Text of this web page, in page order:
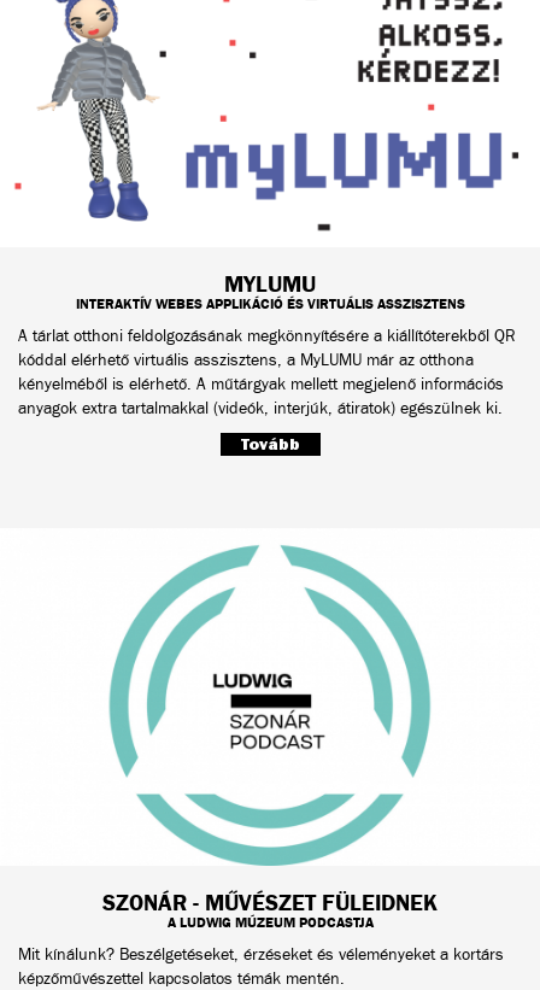
MYLUMU
INTERAKTÍV WEBES APPLIKÁCIÓ ÉS VIRTUÁLIS ASSZISZTENS
A tárlat otthoni feldolgozásának megkönnyítésére a kiállítóterekből QR
kóddal elérhető virtuális asszisztens, a MyLUMU már az otthona
kényelméből is elérhető. A műtárgyak mellett megjelenő információs
anyagok extra tartalmakkal (videók, interjúk, átiratok) egészülnek ki.
Tovább
SZONÁR - MŰVÉSZET FÜLEIDNEK
A LUDWIG MÚZEUM PODCASTJA
Mit kínálunk? Beszélgetéseket, érzéseket és véleményeket a kortárs
képzőművészettel kapcsolatos témák mentén.